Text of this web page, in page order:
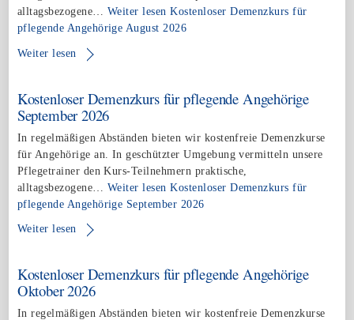
alltagsbezogene…Weiter lesen Kostenloser Demenzkurs für
pflegende Angehörige August 2026
Weiter lesen
Kostenloser Demenzkurs für pflegende Angehörige
September 2026
In regelmäßigen Abständen bieten wir kostenfreie Demenzkurse
für Angehörige an. In geschützter Umgebung vermitteln unsere
Pflegetrainer den Kurs-Teilnehmern praktische,
alltagsbezogene…Weiter lesen Kostenloser Demenzkurs für
pflegende Angehörige September 2026
Weiter lesen
Kostenloser Demenzkurs für pflegende Angehörige
Oktober 2026
In regelmäßigen Abständen bieten wir kostenfreie Demenzkurse